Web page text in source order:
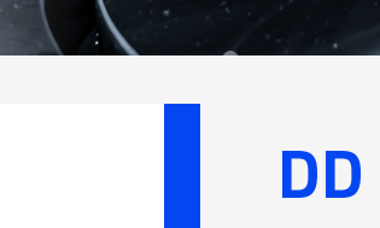
ステンレス浸水式CNCロータリ